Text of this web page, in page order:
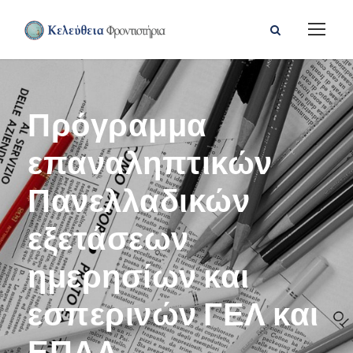
Πρόγραμμα
επαναληπτικών
Πανελλαδικών
εξετάσεων
ημερησίων και
εσπερινών ΓΕΛ και